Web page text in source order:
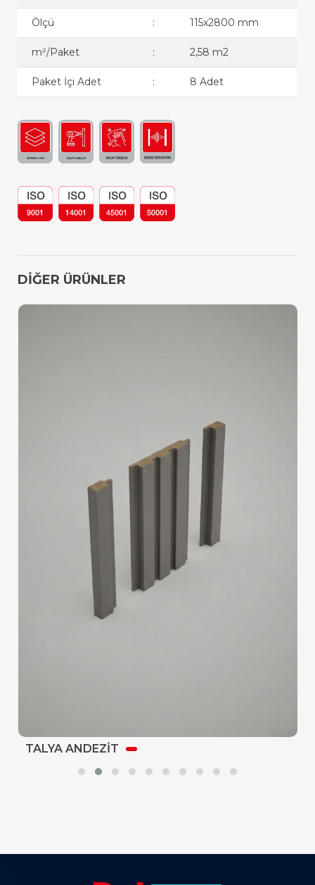
Ölçü : 115x2800 mm
m²/Paket : 2,58 m2
Paket İçi Adet : 8 Adet
DİĞER ÜRÜNLER
TALYA ANDEZİT